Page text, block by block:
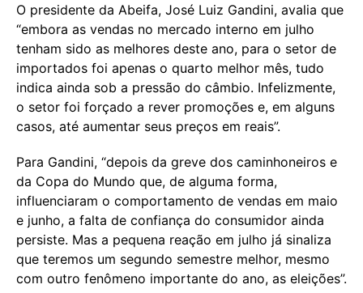
O presidente da Abeifa, José Luiz Gandini, avalia que
“embora as vendas no mercado interno em julho
tenham sido as melhores deste ano, para o setor de
importados foi apenas o quarto melhor mês, tudo
indica ainda sob a pressão do câmbio. Infelizmente,
o setor foi forçado a rever promoções e, em alguns
casos, até aumentar seus preços em reais”.
Para Gandini, “depois da greve dos caminhoneiros e
da Copa do Mundo que, de alguma forma,
influenciaram o comportamento de vendas em maio
e junho, a falta de confiança do consumidor ainda
persiste. Mas a pequena reação em julho já sinaliza
que teremos um segundo semestre melhor, mesmo
com outro fenômeno importante do ano, as eleições”.